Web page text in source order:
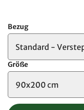
Bezug
Standard -
Größe
90x200 cm